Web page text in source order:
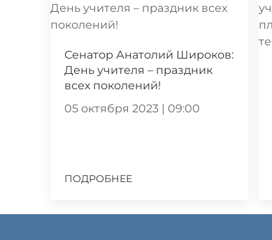
Сенатор Анатолий Широков:
День учителя – праздник
всех поколений!
05 октября 2023 | 09:00
ПОДРОБНЕЕ